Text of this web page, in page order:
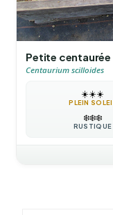
Petite centaurée
Centaurium scilloides
☀️☀️☀️
PLEIN
❄️❄️❄️
RUSTIQUE